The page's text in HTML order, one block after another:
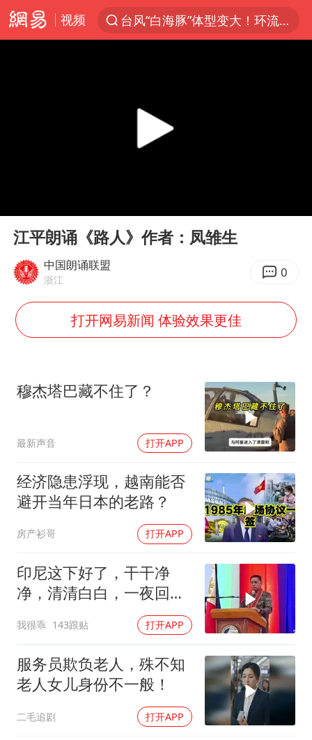
视频
台风“白海豚”体型变大！环流面积接近13个浙江那么大
四川宜宾市高县发生4.9级地震
河南某医院2.33亿工程串标案细节披露
立秋的仪式感
公司“上四休三”但要降薪1000元
A股收盘：三大指数均涨超1%
朱雨玲晋级WTT横滨冠军赛女单八强
如何把百年大党建设得更加坚强有力？
Play
江平朗诵《路人》作者：凤雏生
中国朗诵联盟
浙江 0
打开网易新闻 体验效果更佳
穆杰塔巴藏不住了？
最新声音 打开APP
经济隐患浮现，越南能否
避开当年日本的老路？
房产衫哥 打开APP
印尼这下好了，干干净
净，清清白白，一夜回到
我很乖 143跟贴 打开APP
服务员欺负老人，殊不知
老人女儿身份不一般！
二毛追剧 打开APP